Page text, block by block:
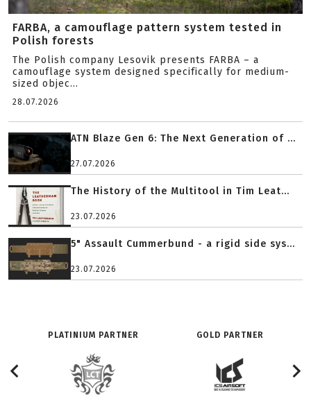
FARBA, a camouflage pattern system tested in
Polish forests
The Polish company Lesovik presents FARBA – a
camouflage system designed specifically for medium-
sized objec...
28.07.2026
ATN Blaze Gen 6: The Next Generation of ...
27.07.2026
The History of the Multitool in Tim Leat...
23.07.2026
5" Assault Cummerbund - a rigid side sys...
23.07.2026
PLATINIUM PARTNER GOLD PARTNER